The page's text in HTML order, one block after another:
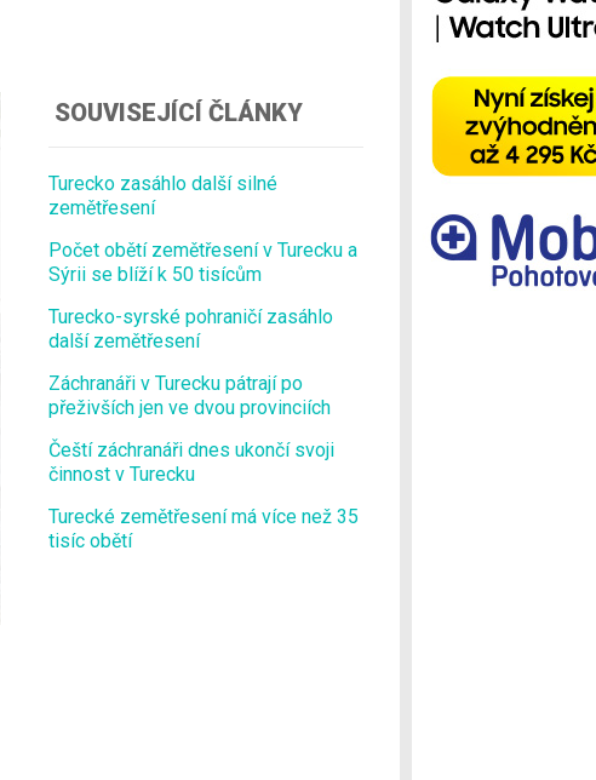
SOUVISEJÍCÍ ČLÁNKY
Turecko zasáhlo další silné
zemětřesení
Počet obětí zemětřesení v Turecku a
Sýrii se blíží k 50 tisícům
Turecko-syrské pohraničí zasáhlo
další zemětřesení
Záchranáři v Turecku pátrají po
přeživších jen ve dvou provinciích
Čeští záchranáři dnes ukončí svoji
činnost v Turecku
Turecké zemětřesení má více než 35
tisíc obětí